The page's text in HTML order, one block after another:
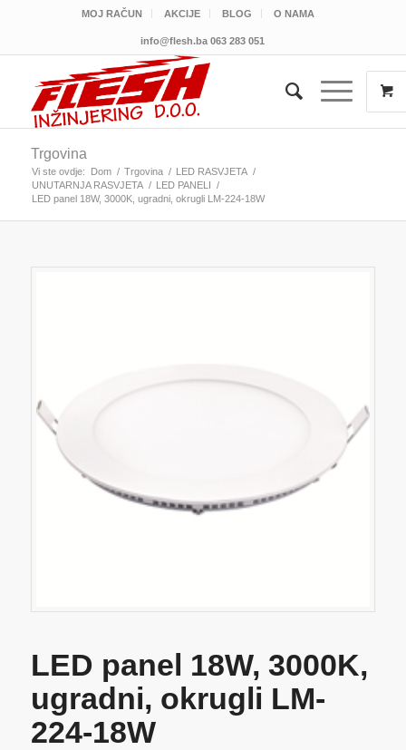
MOJ RAČUN AKCIJE BLOG O NAMA
info@flesh.ba 063 283 051
Trgovina
Vi ste ovdje: Dom / Trgovina / LED RASVJETA /
UNUTARNJA RASVJETA / LED PANELI /
LED panel 18W, 3000K, ugradni, okrugli LM-224-18W
LED panel 18W, 3000K,
ugradni, okrugli LM-
224-18W